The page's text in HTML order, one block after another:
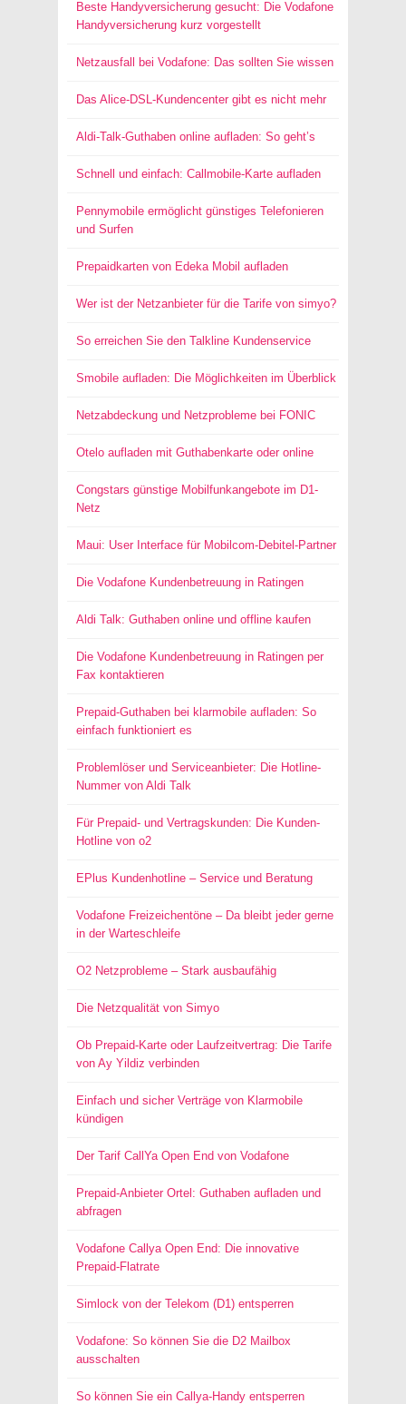
Beste Handyversicherung gesucht: Die Vodafone
Handyversicherung kurz vorgestellt
Netzausfall bei Vodafone: Das sollten Sie wissen
Das Alice-DSL-Kundencenter gibt es nicht mehr
Aldi-Talk-Guthaben online aufladen: So geht’s
Schnell und einfach: Callmobile-Karte aufladen
Pennymobile ermöglicht günstiges Telefonieren
und Surfen
Prepaidkarten von Edeka Mobil aufladen
Wer ist der Netzanbieter für die Tarife von simyo?
So erreichen Sie den Talkline Kundenservice
Smobile aufladen: Die Möglichkeiten im Überblick
Netzabdeckung und Netzprobleme bei FONIC
Otelo aufladen mit Guthabenkarte oder online
Congstars günstige Mobilfunkangebote im D1-
Netz
Maui: User Interface für Mobilcom-Debitel-Partner
Die Vodafone Kundenbetreuung in Ratingen
Aldi Talk: Guthaben online und offline kaufen
Die Vodafone Kundenbetreuung in Ratingen per
Fax kontaktieren
Prepaid-Guthaben bei klarmobile aufladen: So
einfach funktioniert es
Problemlöser und Serviceanbieter: Die Hotline-
Nummer von Aldi Talk
Für Prepaid- und Vertragskunden: Die Kunden-
Hotline von o2
EPlus Kundenhotline – Service und Beratung
Vodafone Freizeichentöne – Da bleibt jeder gerne
in der Warteschleife
O2 Netzprobleme – Stark ausbaufähig
Die Netzqualität von Simyo
Ob Prepaid-Karte oder Laufzeitvertrag: Die Tarife
von Ay Yildiz verbinden
Einfach und sicher Verträge von Klarmobile
kündigen
Der Tarif CallYa Open End von Vodafone
Prepaid-Anbieter Ortel: Guthaben aufladen und
abfragen
Vodafone Callya Open End: Die innovative
Prepaid-Flatrate
Simlock von der Telekom (D1) entsperren
Vodafone: So können Sie die D2 Mailbox
ausschalten
So können Sie ein Callya-Handy entsperren